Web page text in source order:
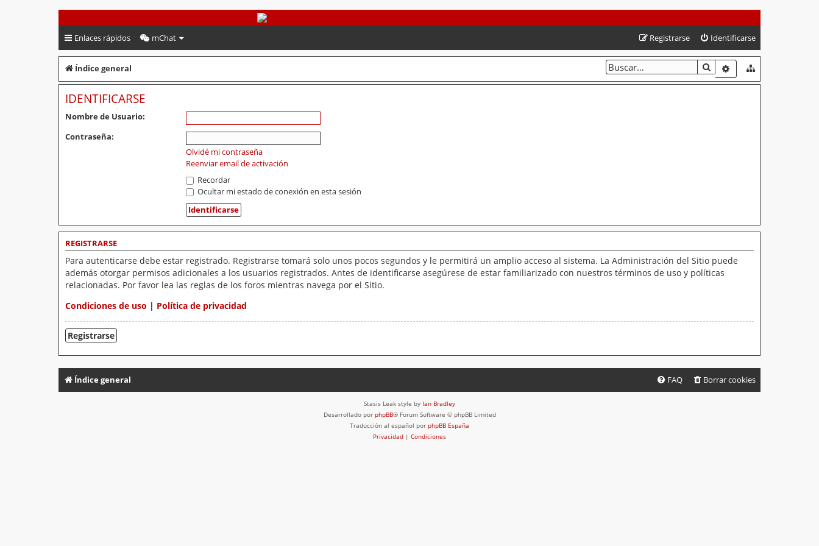
PeruVoley.com
Enlaces rápidos mChat Identificarse
Registrarse
Índice general BUSCARBÚSQUEDA
IDENTIFICARSE
Nombre de Usuario:
Contraseña:
Olvidé mi contraseña
Reenviar email de activación
Recordar
Ocultar mi estado de conexión en esta sesión
REGISTRARSE
Para autenticarse debe estar registrado. Registrarse tomará solo unos pocos segundos y le permitirá un amplio acceso al sistema. La Administración del Sitio puede
además otorgar permisos adicionales a los usuarios registrados. Antes de identificarse asegúrese de estar familiarizado con nuestros términos de uso y políticas
relacionadas. Por favor lea las reglas de los foros mientras navega por el Sitio.
Condiciones de uso | Política de privacidad
Registrarse
Índice general Borrar cookies
FAQ
Stasis Leak style by Ian Bradley
Desarrollado por phpBB® Forum Software © phpBB Limited
Traducción al español por phpBB España
Privacidad | Condiciones